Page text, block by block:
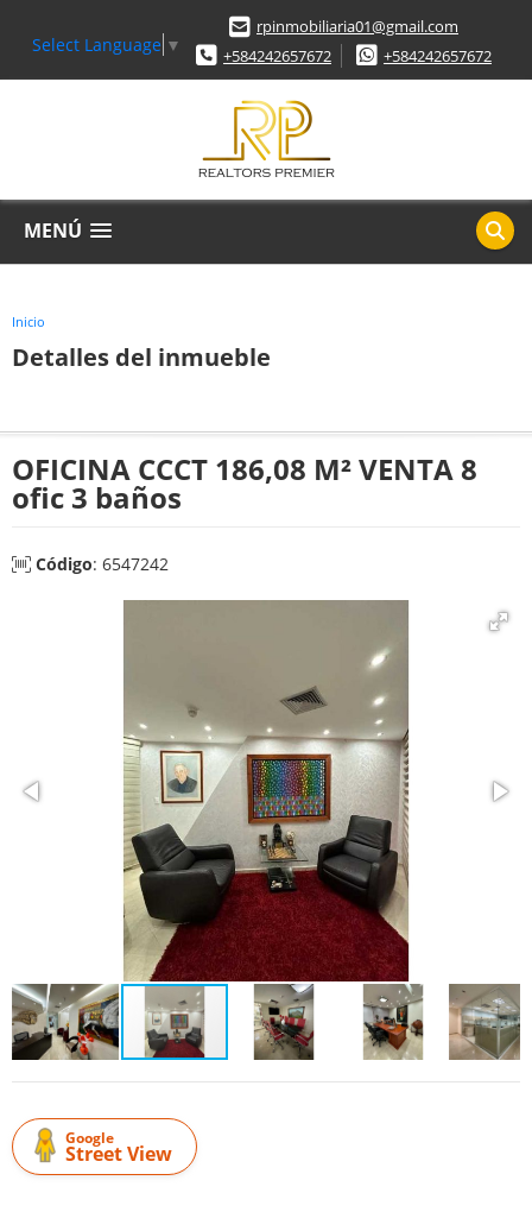
Select Language ▼
rpinmobiliaria01@gmail.com
+584242657672
+584242657672
MENÚ
Inicio
Detalles del inmueble
OFICINA CCCT 186,08 M² VENTA 8
ofic 3 baños
Código: 6547242
Google
Street View